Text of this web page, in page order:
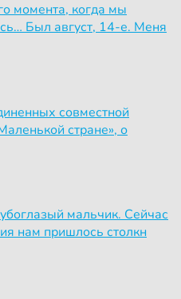
момента, когда мы
Был август, 14-е. Меня
совместной
стране», о
мальчик. Сейчас
нам пришлось столкн